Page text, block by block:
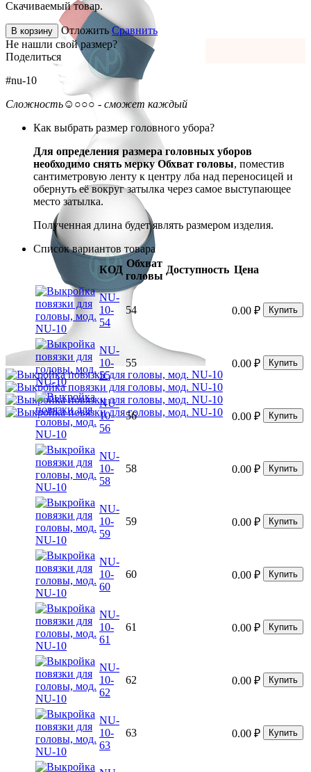
Скачиваемый товар.
В корзину Отложить Сравнить
Не нашли свой размер?
Поделиться
#nu-10
Сложность☺○○○ - сможет каждый
Как выбрать размер головного убора?
Для определения размера головных уборов
необходимо снять мерку Обхват головы, поместив
сантиметровую ленту к центру лба над переносицей и
обернуть её вокруг затылка через самое выступающее
место затылка.
Полученная длина будет являть размером изделия.
Список вариантов товара
КОД
Обхват
головы
Доступность Цена
NU-
10-
54
54 0.00 ₽ Купить
NU-
10-
55
55 0.00 ₽ Купить
NU-
10-
56
56 0.00 ₽ Купить
NU-
10-
58
58 0.00 ₽ Купить
NU-
10-
59
59 0.00 ₽ Купить
NU-
10-
60
60 0.00 ₽ Купить
NU-
10-
61
61 0.00 ₽ Купить
NU-
10-
62
62 0.00 ₽ Купить
NU-
10-
63
63 0.00 ₽ Купить